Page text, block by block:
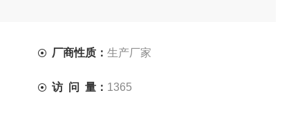
厂商性质： 生产厂家
访 问 量： 1365